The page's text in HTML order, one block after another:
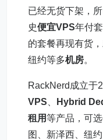
已经无货下架，
史便宜VPS年付
的套餐再现有货
纽约等多机房。
RackNerd成立于
VPS
Hybrid
租用等产品，可
图、新泽西、纽